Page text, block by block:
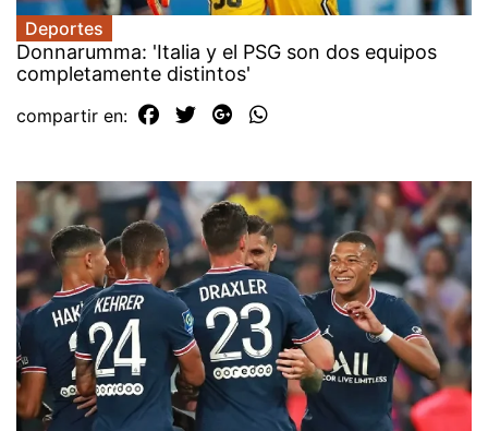
Deportes
Donnarumma: 'Italia y el PSG son dos equipos
completamente distintos'
compartir en: